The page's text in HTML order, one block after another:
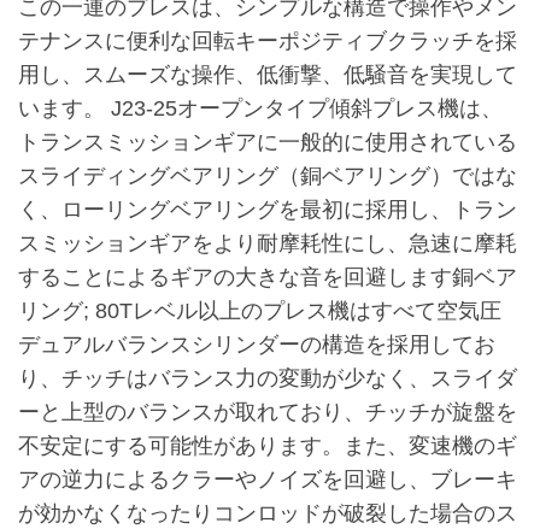
この一連のプレスは、シンプルな構造で操作やメン
テナンスに便利な回転キーポジティブクラッチを採
用し、スムーズな操作、低衝撃、低騒音を実現して
います。 J23-25オープンタイプ傾斜プレス機は、
トランスミッションギアに一般的に使用されている
スライディングベアリング（銅ベアリング）ではな
く、ローリングベアリングを最初に採用し、トラン
スミッションギアをより耐摩耗性にし、急速に摩耗
することによるギアの大きな音を回避します銅ベア
リング; 80Tレベル以上のプレス機はすべて空気圧
デュアルバランスシリンダーの構造を採用してお
り、チッチはバランス力の変動が少なく、スライダ
ーと上型のバランスが取れており、チッチが旋盤を
不安定にする可能性があります。また、変速機のギ
アの逆力によるクラーやノイズを回避し、ブレーキ
が効かなくなったりコンロッドが破裂した場合のス